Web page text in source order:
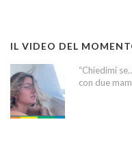
IL VIDEO DEL
“Chiedimi
con due